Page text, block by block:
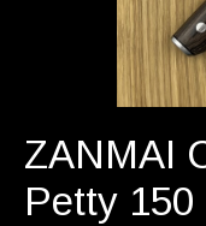
ZANMAI
Petty 150